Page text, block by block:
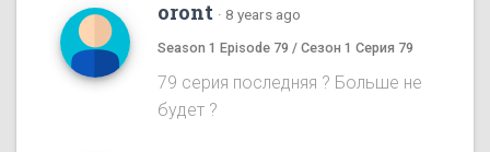
oront · 8 years ago
Season 1 Episode 79 / Сезон 1 Серия 79
79 серия последняя ? Больше не
будет ?